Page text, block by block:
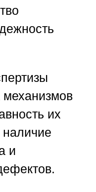
механизмов
их
и